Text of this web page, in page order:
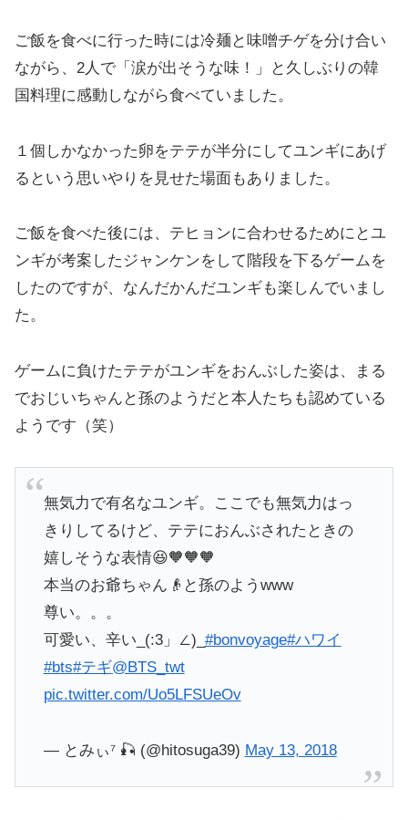
ご飯を食べに行った時には冷麺と味噌チゲを分け合い
ながら、2人で「涙が出そうな味！」と久しぶりの韓
国料理に感動しながら食べていました。
１個しかなかった卵をテテが半分にしてユンギにあげ
るという思いやりを見せた場面もありました。
ご飯を食べた後には、テヒョンに合わせるためにとユ
ンギが考案したジャンケンをして階段を下るゲームを
したのですが、なんだかんだユンギも楽しんでいまし
た。
ゲームに負けたテテがユンギをおんぶした姿は、まる
でおじいちゃんと孫のようだと本人たちも認めている
ようです（笑）
無気力で有名なユンギ。ここでも無気力はっ
きりしてるけど、テテにおんぶされたときの
嬉しそうな表情😆🧡🧡🧡
本当のお爺ちゃん👴と孫のようwww
尊い。。。
可愛い、辛い_(:3」∠)_ #bonvoyage#ハワイ
#bts#テギ@BTS_twt
pic.twitter.com/Uo5LFSUeOv
— とみぃ⁷ 🎣 (@hitosuga39) May 13, 2018